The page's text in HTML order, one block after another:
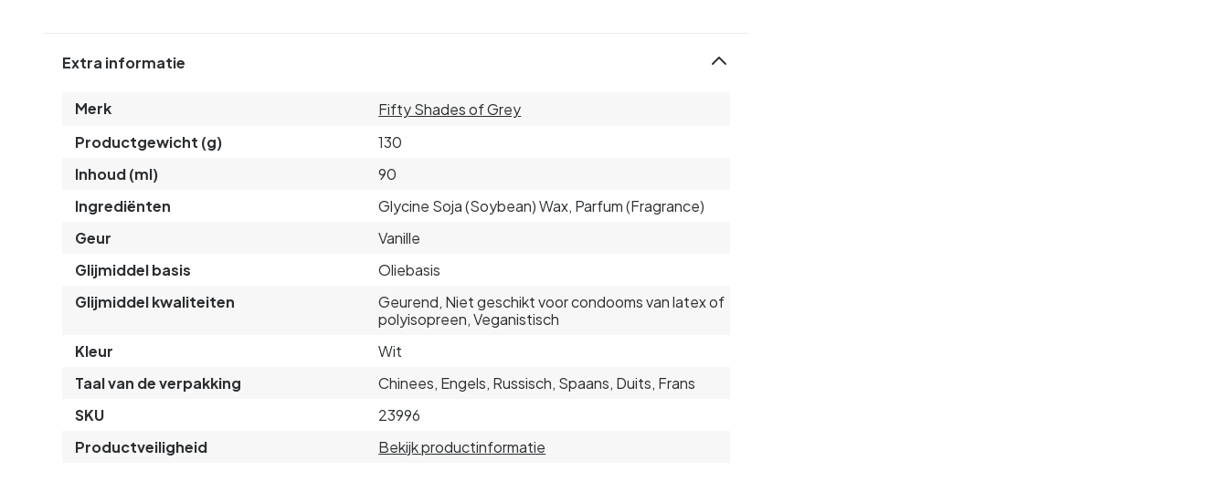
Extra informatie
Merk
Fifty Shades of Grey
Productgewicht (g)
130
Inhoud (ml)
90
Ingrediënten
Glycine Soja (Soybean) Wax, Parfum (Fragrance)
Geur
Vanille
Glijmiddel basis
Oliebasis
Glijmiddel kwaliteiten
Geurend, Niet geschikt voor condooms van latex of
polyisopreen, Veganistisch
Kleur
Wit
Taal van de verpakking
Chinees, Engels, Russisch, Spaans, Duits, Frans
SKU
23996
Productveiligheid
Bekijk productinformatie